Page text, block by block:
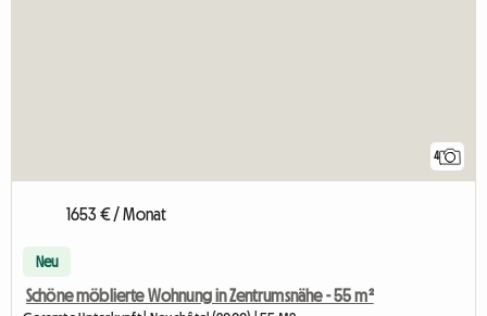
4
1653 € / Monat
Neu
Schöne möblierte Wohnung in Zentrumsnähe - 55 m²